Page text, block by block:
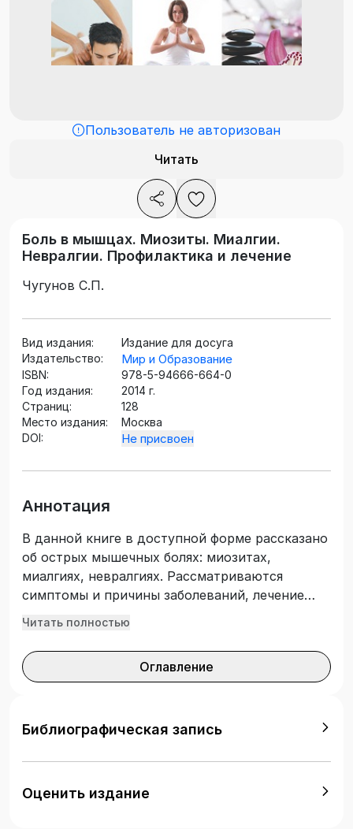
Пользователь не авторизован
Читать
Боль в мышцах. Миозиты. Миалгии.
Невралгии. Профилактика и лечение
Чугунов С.П.
Вид издания:
Издание для досуга
Издательство:
Мир и Образование
ISBN:
978-5-94666-664-0
Год издания:
2014 г.
Страниц:
128
Место издания:
Москва
DOI:
Не присвоен
Аннотация
В данной книге в доступной форме рассказано
об острых мышечных болях: миозитах,
миалгиях, невралгиях. Рассматриваются
симптомы и причины заболеваний, лечение
традиционными способами и средствами
посвящены методам профилактики и борьбы с
болью, таким как лечебная гимнастика, йога,
Читать полностью
Оглавление
Библиографическая запись
Оценить издание